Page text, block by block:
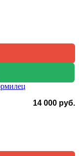
14 000 руб.